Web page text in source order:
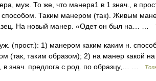
муж. То же, что манера1 в 1 знач., в
способом. Таким манером (так). Живым
На новый манер. «Одет он был на… …
(прост.): 1) манером каким каким н.
(так, таким образом); 2) на манер какой
в знач. предлога с род. по образцу,… …